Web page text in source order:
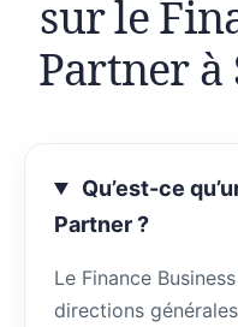
sur le
Partner à
Qu’est-ce
Partner ?
Le Finance
directions